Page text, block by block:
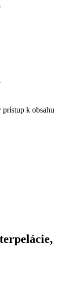
k obsahu